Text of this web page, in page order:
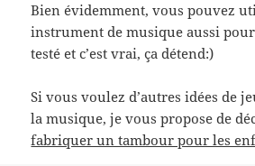
Bien évidemment, vous pouvez
instrument de musique aussi pour
testé et c’est vrai, ça détend:)
Si vous voulez d’autres idées de
la musique, je vous propose de
fabriquer un tambour pour les